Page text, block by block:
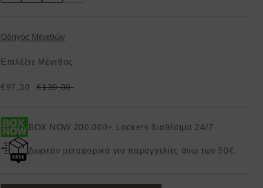
Οδηγός Μεγεθών
Επιλέξτε Μέγεθος
€97,30 €139,00
BOX NOW 200.000+ Lockers διαθέσιμα 24/7
Δωρεάν μεταφορικά για παραγγελίες άνω των 50€.